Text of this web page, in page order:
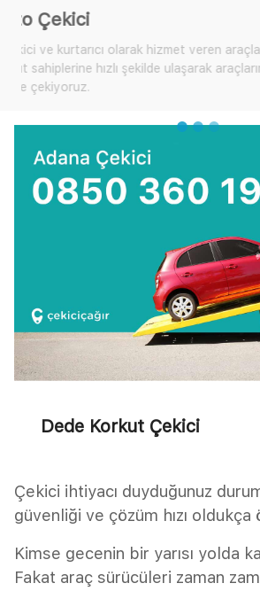
Akü Takviye
Yol yardım araçlarımıza ulaşarak size
yardım isteyebilir, çok sık karşılaşılan bu
Çekici Çağır'dan yardım talep edebilirsiniz.
Dede Korkut Çekici
Çekici ihtiyacı duyduğunuz
güvenliği ve çözüm hızı oldukça
Kimse gecenin bir yarısı yolda
Fakat araç sürücüleri zaman